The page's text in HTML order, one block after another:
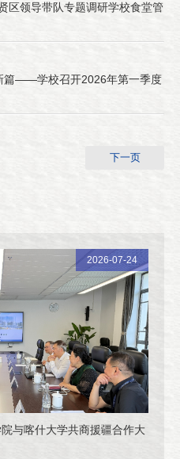
领导带队专题调研学校食堂管
篇——学校召开2026年第一季度
下一页
2026-07-24
与喀什大学共商援疆合作大